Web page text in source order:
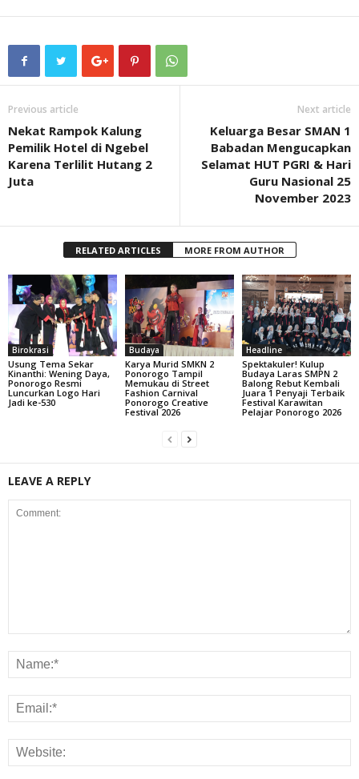
Previous article
Nekat Rampok Kalung
Pemilik Hotel di Ngebel
Karena Terlilit Hutang 2
Juta
Next article
Keluarga Besar SMAN 1
Babadan Mengucapkan
Selamat HUT PGRI & Hari
Guru Nasional 25
November 2023
RELATED ARTICLES MORE FROM AUTHOR
Birokrasi
Usung Tema Sekar
Kinanthi: Wening Daya,
Ponorogo Resmi
Luncurkan Logo Hari
Jadi ke-530
Budaya
Karya Murid SMKN 2
Ponorogo Tampil
Memukau di Street
Fashion Carnival
Ponorogo Creative
Festival 2026
Headline
Spektakuler! Kulup
Budaya Laras SMPN 2
Balong Rebut Kembali
Juara 1 Penyaji Terbaik
Festival Karawitan
Pelajar Ponorogo 2026
LEAVE A REPLY